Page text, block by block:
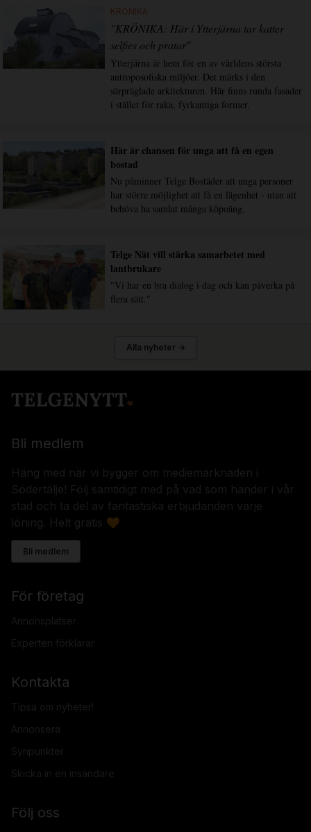
KRÖNIKA
"KRÖNIKA: Här i Ytterjärna tar katter
selfies och pratar"
Ytterjärna är hem för en av världens största
antroposofiska miljöer. Det märks i den
särpräglade arkitekturen. Här finns runda fasader
i stället för raka, fyrkantiga former.
Här är chansen för unga att få en egen
bostad
Nu påminner Telge Bostäder att unga personer
har större möjlighet att få en lägenhet - utan att
behöva ha samlat många köpoäng.
Telge Nät vill stärka samarbetet med
lantbrukare
"Vi har en bra dialog i dag och kan påverka på
flera sätt."
Alla nyheter →
Bli medlem
Häng med när vi bygger om mediemarknaden i
Södertälje! Följ samtidigt med på vad som händer i vår
stad och ta del av fantastiska erbjudanden varje
löning. Helt gratis 🧡
Bli medlem
För företag
Annonsplatser
Experten förklarar
Kontakta
Tipsa om nyheter!
Annonsera
Synpunkter
Skicka in en insändare
Följ oss